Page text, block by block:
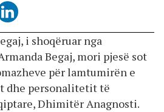
i shoqëruar nga
Begaj, mori pjesë sot
për lamtumirën e
dhe personalitetit të
Dhimitër Anagnosti.